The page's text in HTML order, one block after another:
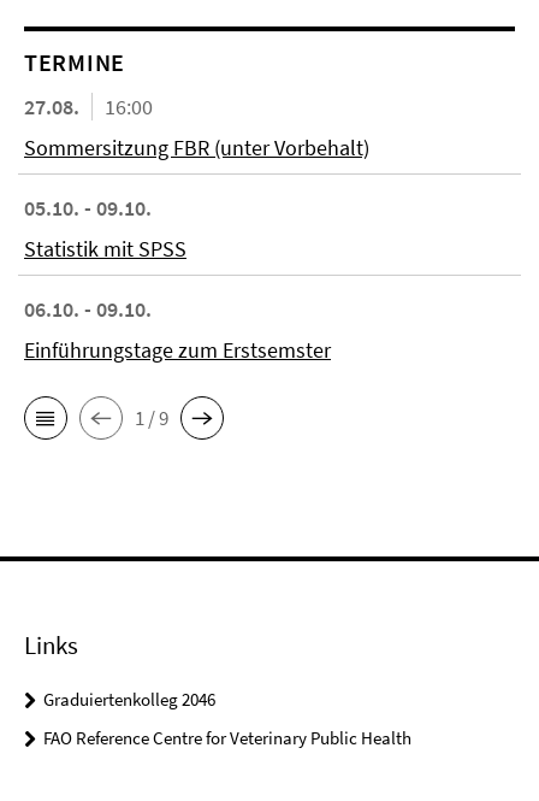
TERMINE
27.08.
16:00
Sommersitzung FBR (unter Vorbehalt)
05.10. - 09.10.
Statistik mit SPSS
06.10. - 09.10.
Einführungstage zum Erstsemster
1 / 9
Links
Graduiertenkolleg 2046
FAO Reference Centre for Veterinary Public Health